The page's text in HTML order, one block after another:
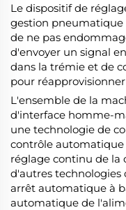
Le dispositif de
gestion pneumatique
de ne pas
d'envoyer un signal
dans la trémie et de
pour
L'ensemble de la
d'interface homme-
une technologie de
contrôle
réglage continu de la
d'autres technologies
arrêt automatique à
automatique de